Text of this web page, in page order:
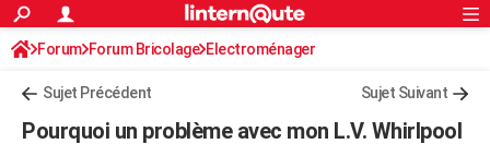
ACTUALITÉS
Politique
Société
Faits Divers
Education
Monde
Villes
+
S'inscrire
Connexion
Forum Forum Bricolage Electroménager
Sujet Précédent Sujet Suivant
Pourquoi un problème avec mon L.V. Whirlpool